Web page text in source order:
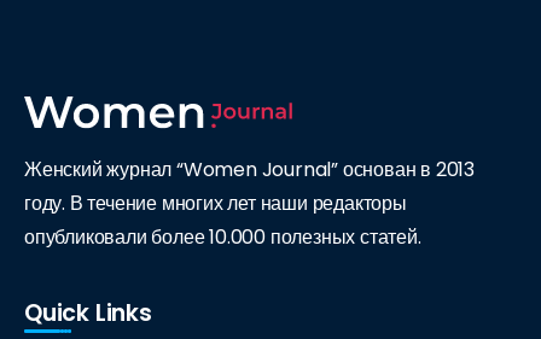
Женский журнал “Women Journal” основан в 2013
году. В течение многих лет наши редакторы
опубликовали более 10.000 полезных статей.
Quick Links